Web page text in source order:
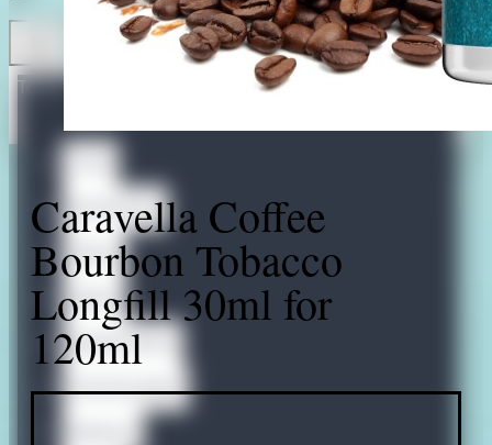
Todo
Accessories
Bases
Bases
Nicotine Shots
Omerta Liquids
Caravella Coffee
Bourbon Tobacco
Longfill 30ml for
120ml